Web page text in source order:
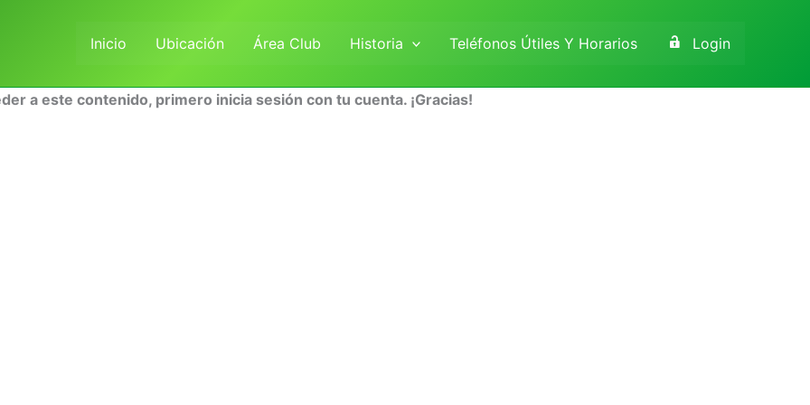
Inicio Ubicación Área Club Historia Teléfonos Útiles Y Horarios Login
a este contenido, primero inicia sesión con tu cuenta. ¡Gracias!